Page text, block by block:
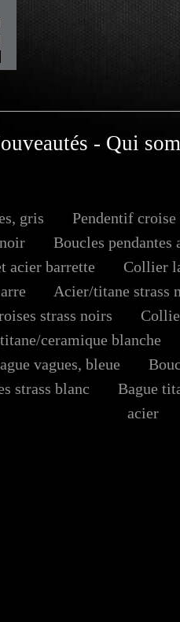
- Qui
gris
Pendentif croise
Boucles pendantes
acier barrette
Collier
Acier/titane strass
strass noirs
ceramique blanche
vagues, bleue
strass blanc
Bague
acier